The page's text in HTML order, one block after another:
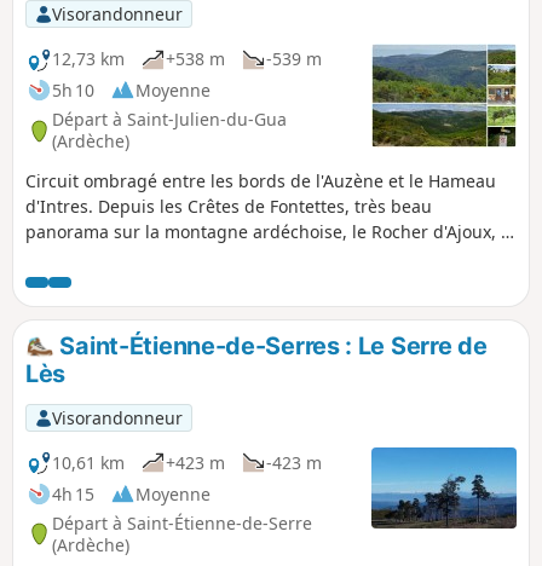
Visorandonneur
12,73 km
+538 m
-539 m
5h 10
Moyenne
Départ à Saint-Julien-du-Gua
(Ardèche)
Circuit ombragé entre les bords de l'Auzène et le Hameau
d'Intres. Depuis les Crêtes de Fontettes, très beau
panorama sur la montagne ardéchoise, le Rocher d'Ajoux, le
Saint-Étienne-de-Serres : Le Serre de
Lès
Visorandonneur
10,61 km
+423 m
-423 m
4h 15
Moyenne
Départ à Saint-Étienne-de-Serre
(Ardèche)